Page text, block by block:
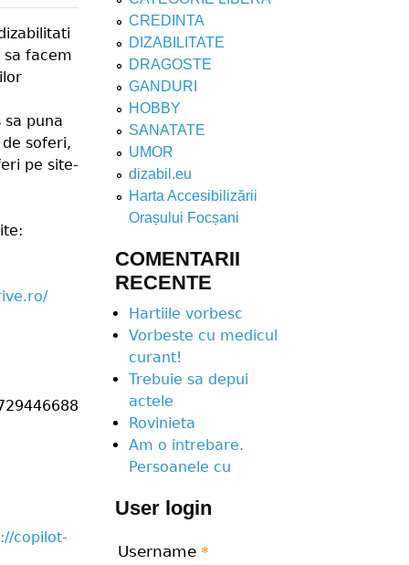
facem
sa puna
soferi,
pe site-
copilot-
CREDINTA
DIZABILITATE
DRAGOSTE
GANDURI
HOBBY
SANATATE
UMOR
dizabil.eu
Harta Accesibilizării
Orașului Focșani
COMENTARII
RECENTE
Hartiile vorbesc
Vorbeste cu medicul
curant!
Trebuie sa depui
actele
Rovinieta
Am o intrebare.
Persoanele cu
User login
Username *